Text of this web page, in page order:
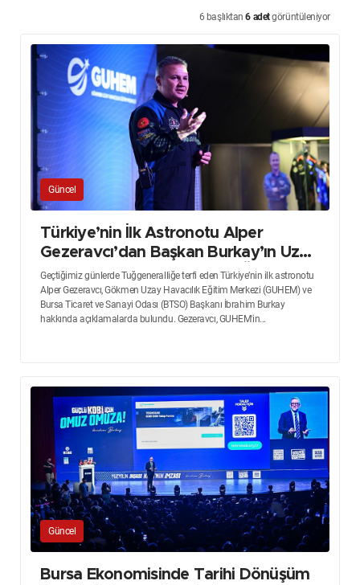
6 başlıktan6 adetgörüntüleniyor
Güncel
Türkiye’nin İlk Astronotu Alper
Gezeravcı’dan Başkan Burkay’ın Uzay
Havacılık Vizyonuna Büyük Övgü
Geçtiğimiz günlerde Tuğgeneralliğe terfi eden Türkiye’nin ilk astronotu
Alper Gezeravcı, Gökmen Uzay Havacılık Eğitim Merkezi (GUHEM) ve
Bursa Ticaret ve Sanayi Odası (BTSO) Başkanı İbrahim Burkay
hakkında açıklamalarda bulundu. Gezeravcı, GUHEM'in...
Güncel
Bursa Ekonomisinde Tarihi Dönüşüm